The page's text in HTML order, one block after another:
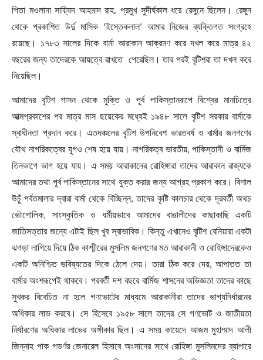
পিতা মওলানা সায়্যিদ আহমাদ রাহ. প্রমুখ সুদীর্ঘকাল ধরে রেঙ্গুনে ছিলেন। রেঙ্গুন
থেকে প্রকাশিত উর্দু মাসিক ‘ইস্তেকলাল’ আমার নিজের ব্যক্তিগত সংগ্রহে
রয়েছে। ১৭৮৩ সালের দিকে বার্মা আরাকান আক্রমণ করে দখল করে মাত্র ৪২
বছরের জন্য তাদেরকে আয়ত্বে রাখতে পেরেছিল। তার পরই বৃটিশরা তা দখল করে
নিয়েছিল।
আমাদের বৃটিশ শাসন থেকে মুক্তি ও পূর্ব পাকিস্তানরূপে বিশ্বের মানচিত্রে
আত্মপ্রকাশের পর মাত্র মাস ছয়েকের মধ্যেই ১৯৪৮ সালে বৃটিশ সরকার বার্মাকে
স্বাধীনতা প্রদান করে। এতদঞ্চলের বৃটিশ উপনিবেশ ভারতবর্ষ ও বার্মার জনগণের
যৌথ নাগরিকত্বের যুগও শেষ হয়ে যায়। নাগরিকত্ব ভারতীয়,পাকিস্তানী ও বার্মিজ
তিনভাগে ভাগ হয়ে যায়। এ সময় আরাকানের রোহিঙ্গারা তাদের আরাকান রাজ্যকে
আমাদের তথা পূর্ব পাকিস্তানের সাথে যুক্ত করার জন্য আগ্রহ প্রকাশ করে। বিশাল
উচুঁ পর্বতমালার দ্বারা বার্মা থেকে বিচ্ছিন্ন,তাদের কৃষ্টি কালচার থেকে দূরবর্তী অথচ
ভৌগোলিক, সাংস্কৃতিক ও ধর্মীয়ভাবে আমাদের বাঙালীদের কাছাকাছি একটি
জাতিসত্তার জন্যে এটাই ছিল খুব স্বাভাবিক। কিন্তু এখানেও বৃটিশ বেনিয়ারা একটা
ঝগড়া লাগিয়ে দিয়ে ঠিক কাশ্মীরের মুসলিম জনগণের মত আরাকানী ও রোহিঙ্গাদেরকেও
একটি অনিশ্চিত ভবিষ্যতের দিকে ঠেলে দেয়। তারা ঠিক করে দেয়,আপাতত তা
বার্মার অংশরূপেই থাকবে। পরবর্তী দশ বছরে বার্মিজ শাসনের অভিজ্ঞতা তাদের কাছে
সুখকর বিবেচিত না হলে গণভোটের মাধ্যমে আরাকানীরা তাদের ভাগ্যনির্ধারনের
অধিকার লাভ করবে। সে হিসেবে ১৯৫৮ সালে তাদের সে গণভোট ও জাতীয়তা
নির্ধারণের অধিকার লাভের অঙ্গীকার ছিল। এ সময় কায়েদে আজম মুহাম্মাদ আলী
জিন্নাহ পাক গভর্ণর জেনারেল হিসাবে অংসানের সাথে রোহিঙ্গা মুসলিমদের ব্যাপারে